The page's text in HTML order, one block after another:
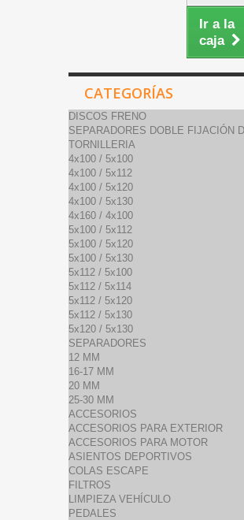
Ir a la
caja
CATEGORÍAS
DISCOS FRENO
SEPARADORES DOBLE FIJACIÓN
TORNILLERIA
4x100 / 5x100
4x100 / 5x112
4x100 / 5x120
4x100 / 5x130
4x160 / 4x100
5x100 / 5x112
5x100 / 5x120
5x100 / 5x130
5x112 / 5x100
5x112 / 5x114
5x112 / 5x120
5x112 / 5x130
5x120 / 5x130
SEPARADORES
12 MM
16-17 MM
20 MM
25-30 MM
ACCESORIOS
ACCESORIOS PARA EXTERIOR
ACCESORIOS PARA MOTOR
ASIENTOS DEPORTIVOS
COLAS ESCAPE
FILTROS
LIMPIEZA VEHÍCULO
PEDALES